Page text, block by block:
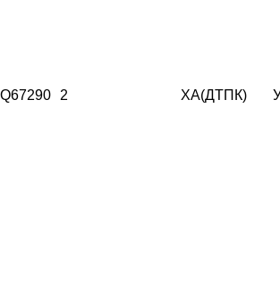
Q67290 2 ХА(ДТПК)